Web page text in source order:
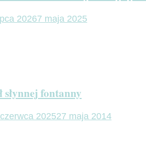
20267 maja 2025
słynnej fontanny
202527 maja 2014